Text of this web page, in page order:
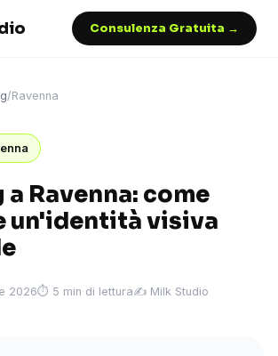
Consulenza Gratuita →
/Ravenna
Ravenna: come
un'identità visiva
2026⏱ 5 min di lettura✍️ Milk Studio